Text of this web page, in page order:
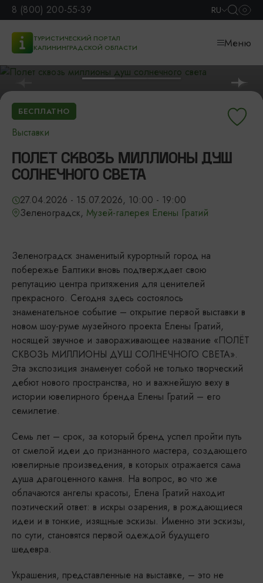
8 (800) 200-55-39 RU
ТУРИСТИЧЕСКИЙ ПОРТАЛ
КАЛИНИНГРАДСКОЙ ОБЛАСТИ
Меню
БЕСПЛАТНО
Выставки
ПОЛЕТ СКВОЗЬ МИЛЛИОНЫ ДУШ
СОЛНЕЧНОГО СВЕТА
27.04.2026 - 15.07.2026, 10:00 - 19:00
Зеленоградск, Музей-галерея Елены Гратий
Зеленоградск знаменитый курортный город на
побережье Балтики вновь подтверждает свою
репутацию центра притяжения для ценителей
прекрасного. Сегодня здесь состоялось
знаменательное событие – открытие первой выставки в
новом шоу-руме музейного проекта Елены Гратий,
носящей звучное и завораживающее название «ПОЛЁТ
СКВОЗЬ МИЛЛИОНЫ ДУШ СОЛНЕЧНОГО СВЕТА».
Эта экспозиция знаменует собой не только творческий
дебют нового пространства, но и важнейшую веху в
истории ювелирного бренда Елены Гратий – его
семилетие.
Семь лет – срок, за который бренд успел пройти путь
от смелой идеи до признанного мастера, создающего
ювелирные произведения, в которых отражается сама
душа драгоценного камня. На вопрос, во что же
облачаются ангелы красоты, Елена Гратий находит
поэтический ответ: в искры озарения, в рождающиеся
идеи и в тонкие, изящные эскизы. Именно эти эскизы,
по сути, становятся первой одеждой будущего
шедевра.
Украшения, представленные на выставке, – это не